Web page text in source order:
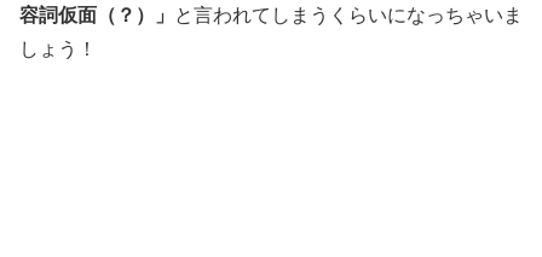
容詞仮面（？）」
と言われてしまうくらいになっちゃいま
しょう！